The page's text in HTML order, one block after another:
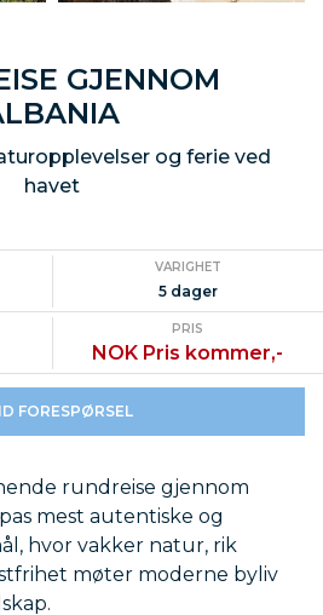
GJENNOM
og ferie ved
havet
VARIGHET
5 dager
PRIS
NOK Pris kommer,-
FORESPØRSEL
rundreise gjennom
mest autentiske og
hvor vakker natur, rik
møter moderne byliv